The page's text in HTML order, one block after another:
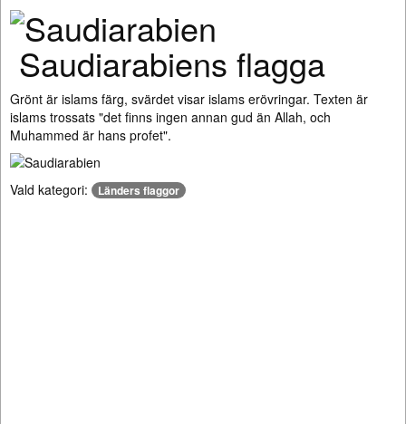
Saudiarabiens flagga
Grönt är islams färg, svärdet visar islams erövringar. Texten är
islams trossats "det finns ingen annan gud än Allah, och
Muhammed är hans profet".
Vald kategori: Länders flaggor